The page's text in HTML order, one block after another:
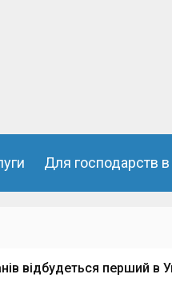
Для господарств в
відбудеться перший в